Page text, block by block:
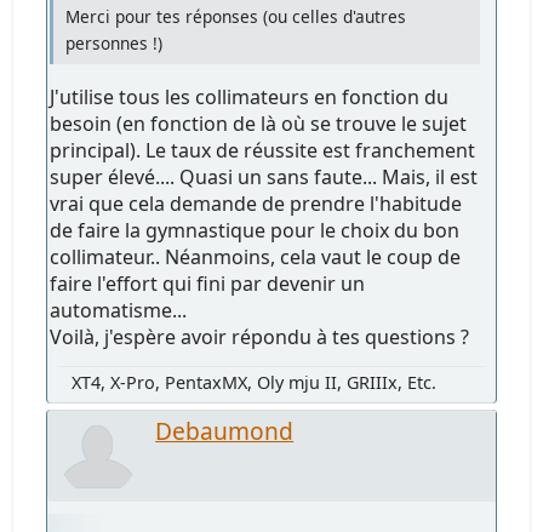
Merci pour tes réponses (ou celles d'autres
personnes !)
J'utilise tous les collimateurs en fonction du
besoin (en fonction de là où se trouve le sujet
principal). Le taux de réussite est franchement
super élevé.... Quasi un sans faute... Mais, il est
vrai que cela demande de prendre l'habitude
de faire la gymnastique pour le choix du bon
collimateur.. Néanmoins, cela vaut le coup de
faire l'effort qui fini par devenir un
automatisme...
Voilà, j'espère avoir répondu à tes questions ?
XT4, X-Pro, PentaxMX, Oly mju II, GRIIIx, Etc.
Debaumond